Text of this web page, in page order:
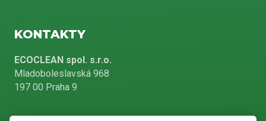
KONTAKTY
ECOCLEAN spol. s.r.o.
Mladoboleslavská 968
197 00 Praha 9